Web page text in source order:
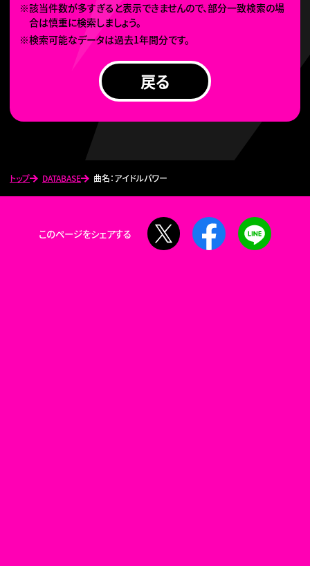
トップ DATABASE 曲名：アイドルパワー
※該当件数が多すぎると表示できませんので、部分一致検索の場
合は慎重に検索しましょう。
※検索可能なデータは過去1年間分です。
戻る
このページをシェアする
Facebook